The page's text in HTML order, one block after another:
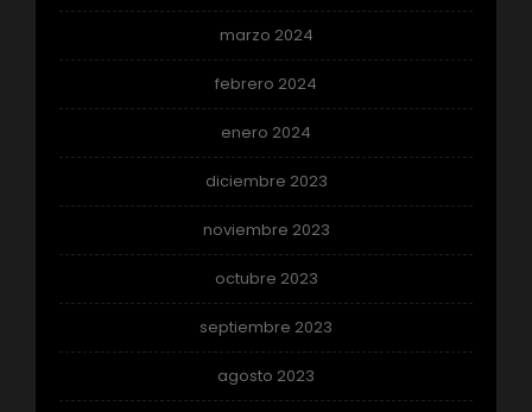
marzo 2024
febrero 2024
enero 2024
diciembre 2023
noviembre 2023
octubre 2023
septiembre 2023
agosto 2023